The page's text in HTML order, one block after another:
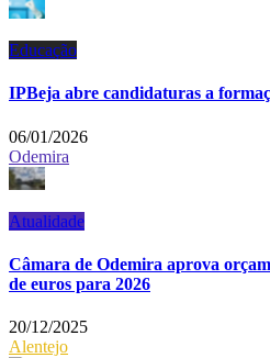
Educação
IPBeja abre candidaturas a
06/01/2026
Odemira
Atualidade
Câmara de Odemira aprova
de euros para 2026
20/12/2025
Alentejo